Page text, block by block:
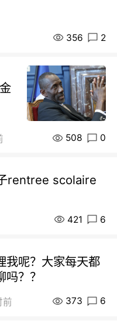
356 2
508 0
rentree scolaire
421 6
我呢？大家每天都
？？
前 373 6